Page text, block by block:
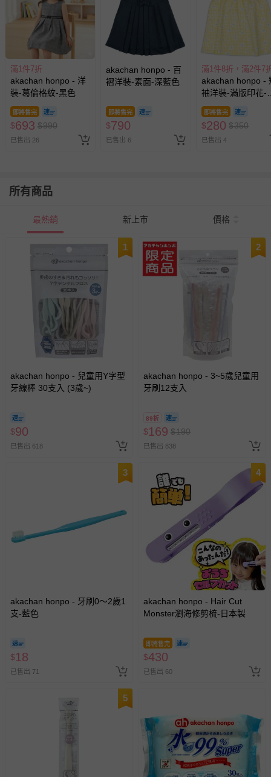
滿1件7折
akachan honpo - 洋
裝-葛倫格紋-黑色
即將售完
$693 $990
已售出 26
akachan honpo - 百
褶洋裝-素面-深藍色
即將售完
$790
已售出 6
滿1件8折，滿2件7
akachan honpo -
袖洋裝-滿版印花-
色
即將售完
$280 $350
已售出 4
所有商品
最熱銷 新上市 價格
1
akachan honpo - 兒童用Y字型
牙線棒 30支入 (3歲~)
$90
已售出 618
2
akachan honpo - 3~5歲兒童用
牙刷12支入
89折
$169 $190
已售出 838
3
akachan honpo - 牙刷0～2歲1
支-藍色
$18
已售出 71
4
akachan honpo - Hair Cut
Monster瀏海修剪梳-日本製
即將售完
$430
已售出 60
5